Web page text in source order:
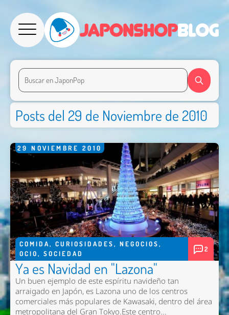
Posts del 29 de Noviembre de 2010
29 NOVIEMBRE 2010
COMIDA, CURIOSIDADES, NEGOCIOS,
OCIO, SOCIEDAD
2
Ya es Navidad en "Lazona"
Un buen ejemplo de este espíritu navideño tan
arraigado en Japón, es Lazona uno de los centros
comerciales más populares de Kawasaki, dentro del área
metropolitana del Gran Tokyo.Este centro...